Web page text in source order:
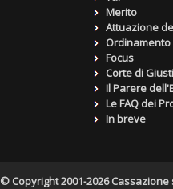
Merito
Attuazione
Focus
Corte di
Il Parere
Le FAQ dei
In breve
© Copyright 2001-2026 Cassazione